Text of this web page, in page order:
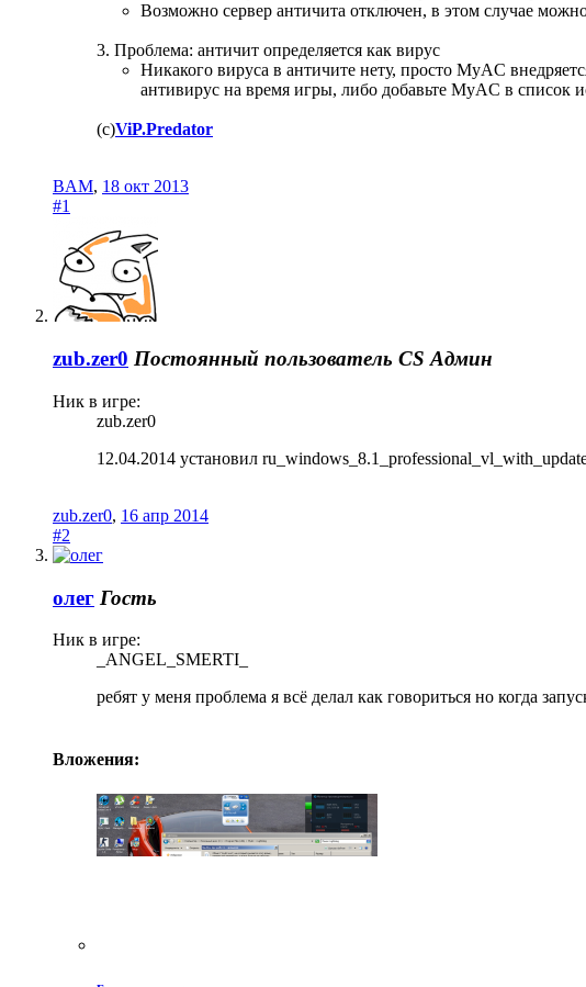
Возможно сервер античита отключен, в этом случае
3. Проблема: античит определяется как вирус
Никакого вируса в античите нету, просто MyAC
антивирус на время игры, либо добавьте MyAC в список
(с)ViP.Predator
BAM, 18 окт 2013
#1
zub.zer0 Постоянный пользователь CS Админ
Ник в игре:
zub.zer0
12.04.2014 установил
zub.zer0, 16 апр 2014
#2
олег Гость
Ник в игре:
_ANGEL_SMERTI_
ребят у меня проблема я всё делал как говориться но когда
Вложения: